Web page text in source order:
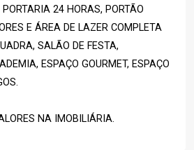
24 HORAS, PORTÃO
E ÁREA DE LAZER COMPLETA
SALÃO DE FESTA,
ESPAÇO GOURMET, ESPAÇO
NA IMOBILIÁRIA.